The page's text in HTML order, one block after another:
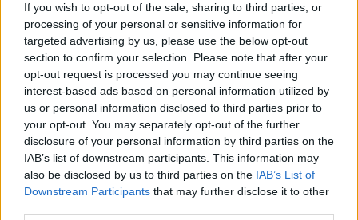
If you wish to opt-out of the sale, sharing to third parties, or
processing of your personal or sensitive information for
targeted advertising by us, please use the below opt-out
section to confirm your selection. Please note that after your
opt-out request is processed you may continue seeing
interest-based ads based on personal information utilized by
us or personal information disclosed to third parties prior to
your opt-out. You may separately opt-out of the further
disclosure of your personal information by third parties on the
IAB’s list of downstream participants. This information may
also be disclosed by us to third parties on the IAB’s List of
Downstream Participants that may further disclose it to other
“Durante il pranzo di Natale di Casentino Senza Frontiere, ho avuto
il piacere di presentare questa iniziativa e di vedere trasformarsi
un’idea in una possibilità concreta. La raccolta fondi permetterà di
iniziare dal prossimo gennaio con 3 ore settimanali distribuite tra
Atletica Casentino e Campaldino Tennis. Un primo passo, che
vuole essere solo l’inizio di un percorso più ampio e strutturato. Lo
sport deve diventare un luogo per tutti e per tutte e questo è un
primo passo verso un processo che mi impegno a tenere vivo nel
tempo a sostegno del diritto di ragazzi e ragazze, bambini e
bambine a fare sport”,commenta Maurizio Maggi.
L’Assessore alo sport continua: “La strada da fare è ancora lunga,
ma questo piccolo passo sarà presto un grande progetto. Desidero
dire grazie a chi ha lavorato con me, alle associazioni sportive che